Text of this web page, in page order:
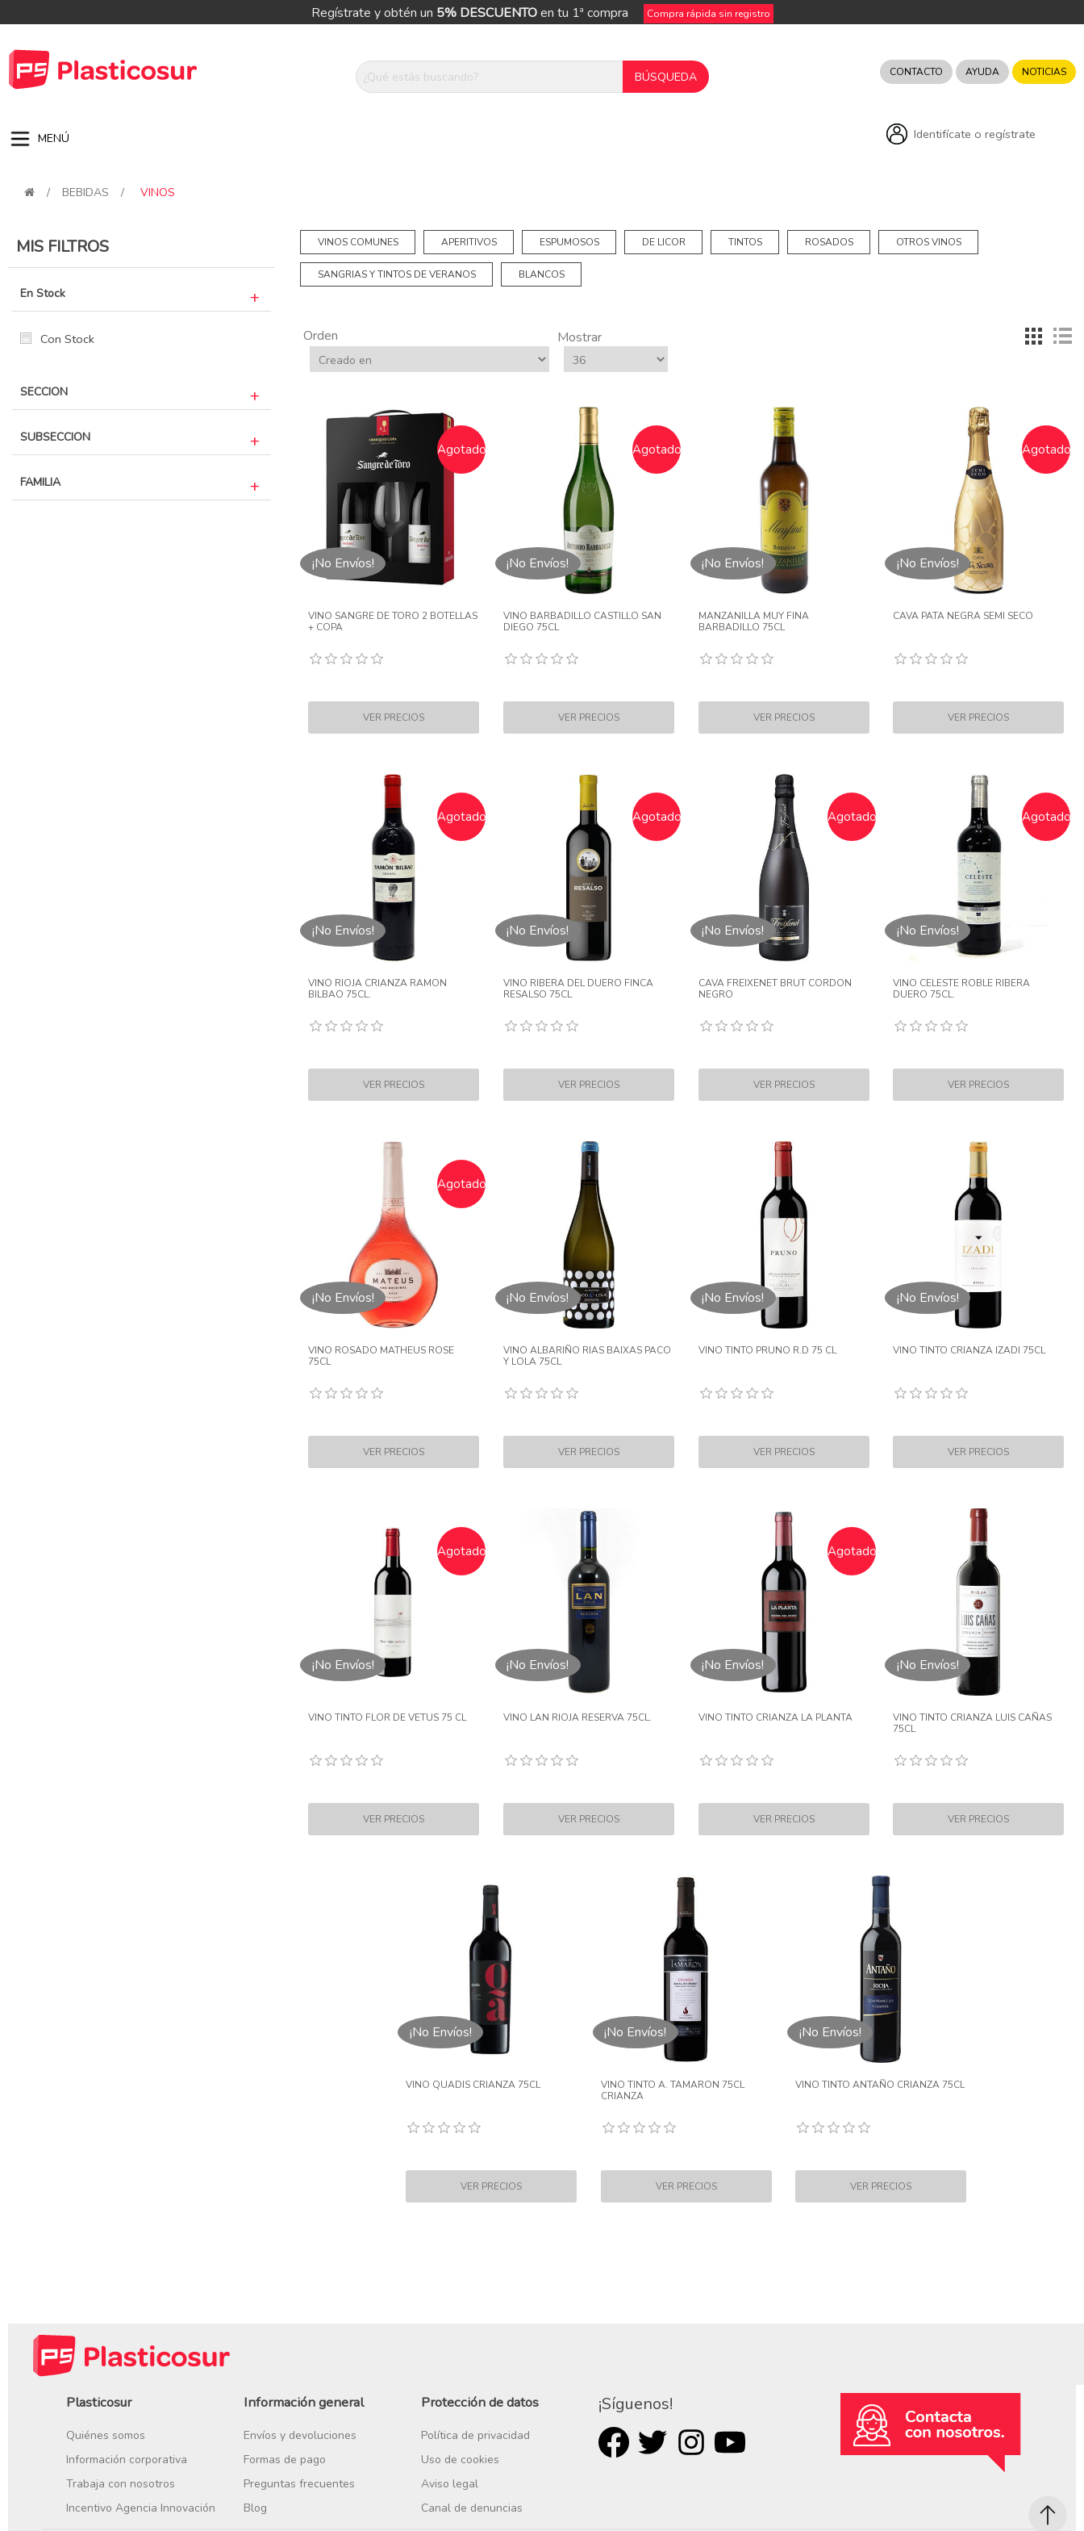
Regístrate y obtén un 5% DESCUENTOen tu 1ª compra Compra rápida sin registro
CONTACTO AYUDA NOTICIAS
Identifícate o regístrate
MENÚ
/ BEBIDAS / VINOS
MIS FILTROS
En Stock
Con Stock
SECCION
SUBSECCION
FAMILIA
VINOS COMUNES APERITIVOS ESPUMOSOS DE LICOR TINTOS ROSADOS OTROS VINOS
SANGRIAS Y TINTOS DE VERANOS BLANCOS
Orden Mostrar
Agotado
¡No Envíos!
VINO SANGRE DE TORO 2 BOTELLAS
+ COPA
Agotado
¡No Envíos!
VINO BARBADILLO CASTILLO SAN
DIEGO 75CL
¡No Envíos!
MANZANILLA MUY FINA
BARBADILLO 75CL
Agotado
¡No Envíos!
CAVA PATA NEGRA SEMI SECO
Agotado
¡No Envíos!
VINO RIOJA CRIANZA RAMON
BILBAO 75CL.
Agotado
¡No Envíos!
VINO RIBERA DEL DUERO FINCA
RESALSO 75CL
Agotado
¡No Envíos!
CAVA FREIXENET BRUT CORDON
NEGRO
Agotado
¡No Envíos!
VINO CELESTE ROBLE RIBERA
DUERO 75CL.
Agotado
¡No Envíos!
VINO ROSADO MATHEUS ROSE
75CL
¡No Envíos!
VINO ALBARIÑO RIAS BAIXAS PACO
Y LOLA 75CL
¡No Envíos!
VINO TINTO PRUNO R.D 75 CL
¡No Envíos!
VINO TINTO CRIANZA IZADI 75CL
Agotado
¡No Envíos!
VINO TINTO FLOR DE VETUS 75 CL
¡No Envíos!
VINO LAN RIOJA RESERVA 75CL.
Agotado
¡No Envíos!
VINO TINTO CRIANZA LA PLANTA
¡No Envíos!
VINO TINTO CRIANZA LUIS CAÑAS
75CL
¡No Envíos!
VINO QUADIS CRIANZA 75CL
¡No Envíos!
VINO TINTO A. TAMARON 75CL
CRIANZA
¡No Envíos!
VINO TINTO ANTAÑO CRIANZA 75CL
Plasticosur
Quiénes somos
Información corporativa
Trabaja con nosotros
Incentivo Agencia Innovación
Información general
Envíos y devoluciones
Formas de pago
Preguntas frecuentes
Blog
Protección de datos
Política de privacidad
Uso de cookies
Aviso legal
Canal de denuncias
¡Síguenos!